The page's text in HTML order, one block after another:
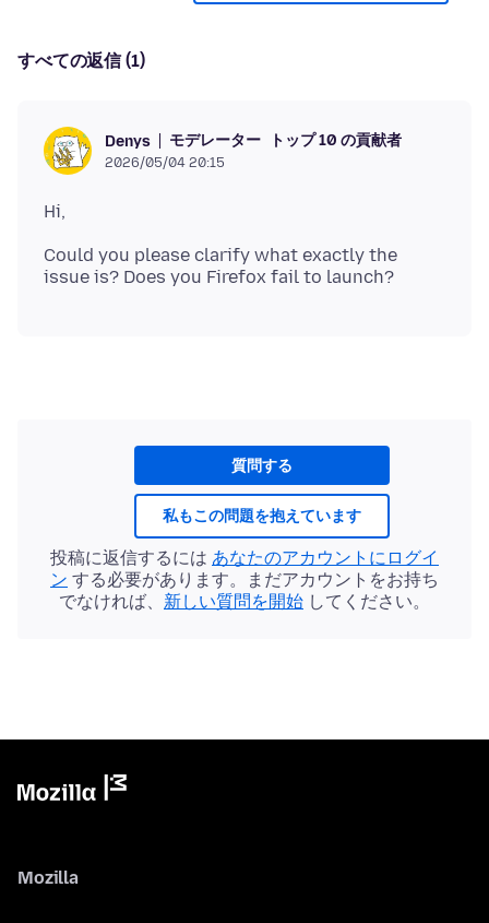
すべての返信 (1)
Denys モデレーター トップ 10 の貢献者
2026/05/04 20:15
Could you please clarify what exactly the
質問する
私もこの問題を抱えています
投稿に返信するには あなたのアカウントにログイ
ン する必要があります。まだアカウントをお持ち
でなければ、 新しい質問を開始 してください。
Mozilla